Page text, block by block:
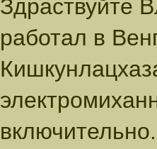
Здраствуйте
работал в